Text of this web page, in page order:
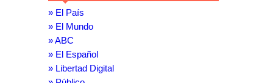
» El País
» El Mundo
» ABC
» El Español
» Libertad Digital